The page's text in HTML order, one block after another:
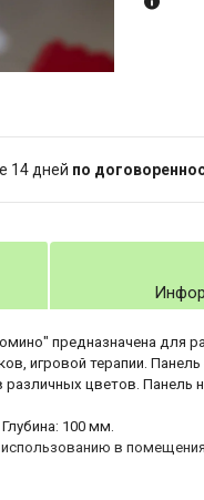
14 дней по
предназначена для
игровой терапии.
цветов. Панель
100 мм.
в